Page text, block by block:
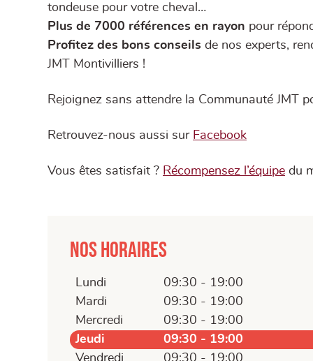
tondeuse pour votre cheval…
Plus de 7000 références en rayon pour
Profitez des bons conseils de nos experts,
JMT Montivilliers !
Rejoignez sans attendre la Communauté JMT
Retrouvez-nous aussi sur Facebook
Vous êtes satisfait ? Récompensez l’équipe du
Nos horaires
Lundi
09:30 - 19:00
Mardi
09:30 - 19:00
Mercredi
09:30 - 19:00
Jeudi
09:30 - 19:00
Vendredi
09:30 - 19:00